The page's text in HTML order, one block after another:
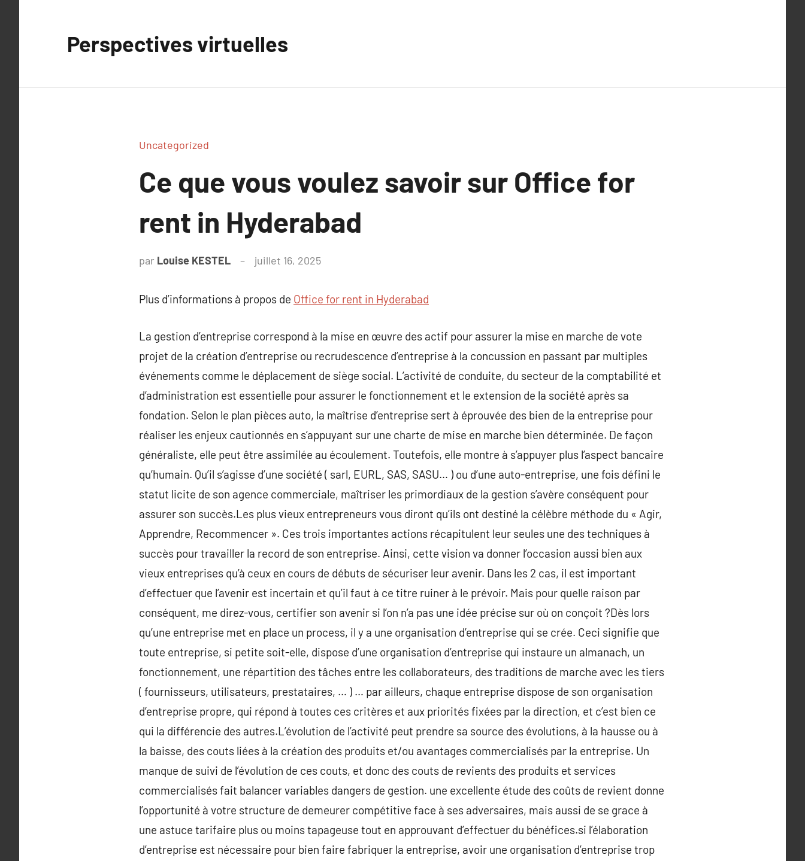
Perspectives virtuelles
Uncategorized
Ce que vous voulez savoir sur Office for
rent in Hyderabad
par Louise KESTEL juillet 16, 2025
Plus d’informations à propos de Office for rent in Hyderabad
La gestion d’entreprise correspond à la mise en œuvre des actif pour assurer la mise en marche de vote
projet de la création d’entreprise ou recrudescence d’entreprise à la concussion en passant par multiples
événements comme le déplacement de siège social. L’activité de conduite, du secteur de la comptabilité et
d’administration est essentielle pour assurer le fonctionnement et le extension de la société après sa
fondation. Selon le plan pièces auto, la maîtrise d’entreprise sert à éprouvée des bien de la entreprise pour
réaliser les enjeux cautionnés en s’appuyant sur une charte de mise en marche bien déterminée. De façon
généraliste, elle peut être assimilée au écoulement. Toutefois, elle montre à s’appuyer plus l’aspect bancaire
qu’humain. Qu’il s’agisse d’une société ( sarl, EURL, SAS, SASU… ) ou d’une auto-entreprise, une fois défini le
statut licite de son agence commerciale, maîtriser les primordiaux de la gestion s’avère conséquent pour
assurer son succès.Les plus vieux entrepreneurs vous diront qu’ils ont destiné la célèbre méthode du « Agir,
Apprendre, Recommencer ». Ces trois importantes actions récapitulent leur seules une des techniques à
succès pour travailler la record de son entreprise. Ainsi, cette vision va donner l’occasion aussi bien aux
vieux entreprises qu’à ceux en cours de débuts de sécuriser leur avenir. Dans les 2 cas, il est important
d’effectuer que l’avenir est incertain et qu’il faut à ce titre ruiner à le prévoir. Mais pour quelle raison par
conséquent, me direz-vous, certifier son avenir si l’on n’a pas une idée précise sur où on conçoit ?Dès lors
qu’une entreprise met en place un process, il y a une organisation d’entreprise qui se crée. Ceci signifie que
toute entreprise, si petite soit-elle, dispose d’une organisation d’entreprise qui instaure un almanach, un
fonctionnement, une répartition des tâches entre les collaborateurs, des traditions de marche avec les tiers
( fournisseurs, utilisateurs, prestataires, … ) … par ailleurs, chaque entreprise dispose de son organisation
d’entreprise propre, qui répond à toutes ces critères et aux priorités fixées par la direction, et c’est bien ce
qui la différencie des autres.L’évolution de l’activité peut prendre sa source des évolutions, à la hausse ou à
la baisse, des couts liées à la création des produits et/ou avantages commercialisés par la entreprise. Un
manque de suivi de l’évolution de ces couts, et donc des couts de revients des produits et services
commercialisés fait balancer variables dangers de gestion. une excellente étude des coûts de revient donne
l’opportunité à votre structure de demeurer compétitive face à ses adversaires, mais aussi de se grace à
une astuce tarifaire plus ou moins tapageuse tout en approuvant d’effectuer du bénéfices.si l’élaboration
d’entreprise est nécessaire pour bien faire fabriquer la entreprise, avoir une organisation d’entreprise trop